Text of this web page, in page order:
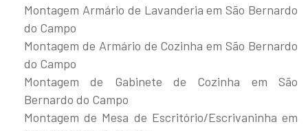
Montagem Armário de Lavanderia em São Bernardo
do Campo
Montagem de Armário de Cozinha em São Bernardo
do Campo
Montagem de Gabinete de Cozinha em São
Bernardo do Campo
Montagem de Mesa de Escritório/Escrivaninha em